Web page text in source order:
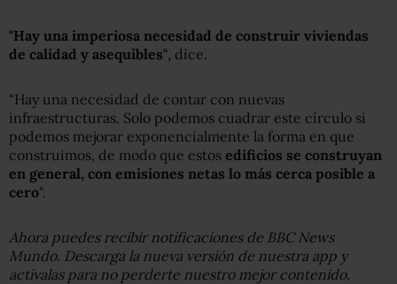
"Hay una imperiosa necesidad de construir viviendas
de calidad y asequibles" , dice.
"Hay una necesidad de contar con nuevas
infraestructuras. Solo podemos cuadrar este círculo si
podemos mejorar exponencialmente la forma en que
construimos, de modo que estos edificios se construyan
en general, con emisiones netas lo más cerca posible a
cero".
Ahora puedes recibir notificaciones de BBC News
Mundo. Descarga la nueva versión de nuestra app y
actívalas para no perderte nuestro mejor contenido.